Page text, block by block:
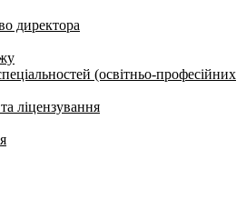
директора
(освітньо-професійних
ліцензування